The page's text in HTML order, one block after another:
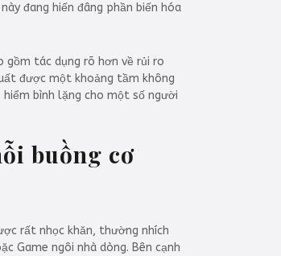
đang hiến đâng phần biến hóa
gồm tác dụng rõ hơn về rủi ro
được một khoảng tầm không
hiểm bình lặng cho một số người
buồng cơ
rất nhọc khăn, thường nhích
Game ngôi nhà dòng. Bên cạnh